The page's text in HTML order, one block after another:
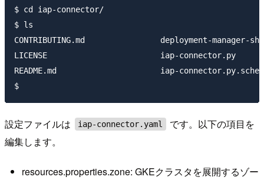
$ cd iap-connector/
$ ls
CONTRIBUTING.md                deployment-manager-
LICENSE                        iap-connector.py
README.md                      iap-
設定ファイルは iap-connector.yaml
です。以下の項目を
編集します。
resources.properties.zone: GKEクラスタを展開するゾー